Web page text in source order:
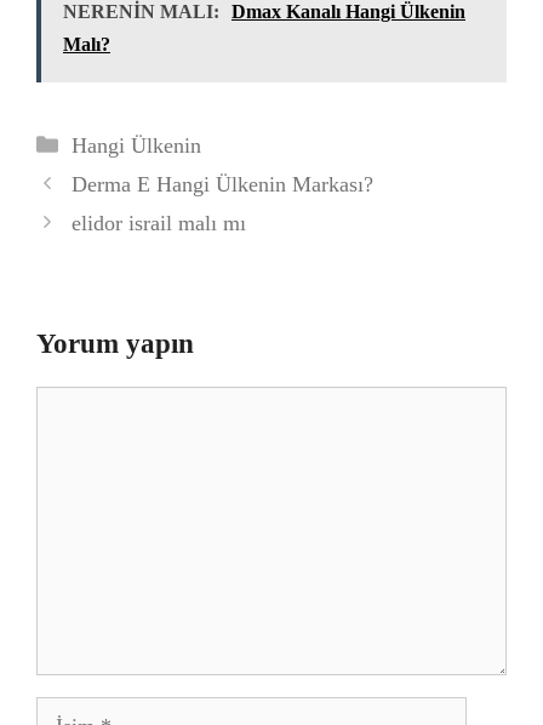
NERENİN MALI:
Dmax Kanalı Hangi Ülkenin
Malı?
Kategoriler
Hangi Ülkenin
Derma E Hangi Ülkenin Markası?
elidor israil malı mı
Yorum yapın
İsim